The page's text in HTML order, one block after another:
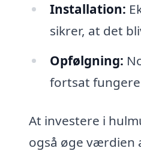
Installation:
sikrer, at det
Opfølgning:
fortsat
At investere i
også øge værdien